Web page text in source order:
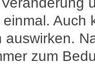
auswirken.
zum